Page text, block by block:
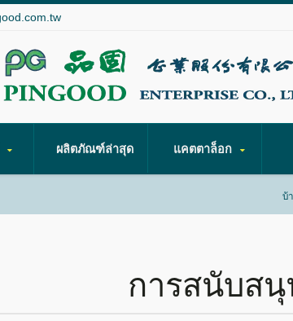
ผลิตภัณฑ์ล่าสุด แคตตาล็อก
บ้
การสนับส